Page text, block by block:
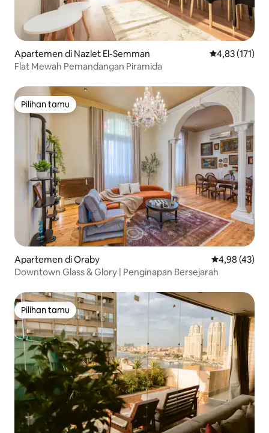
Apartemen di Nazlet El-Semman Nilai rata-rata
4,83 (171)
Flat Mewah Pemandangan Piramida
Pilihan tamu
Pilihan tamu
Apartemen di Oraby Nilai rata-rata
4,98 (43)
Downtown Glass & Glory | Penginapan Bersejarah
Pilihan tamu
Pilihan tamu